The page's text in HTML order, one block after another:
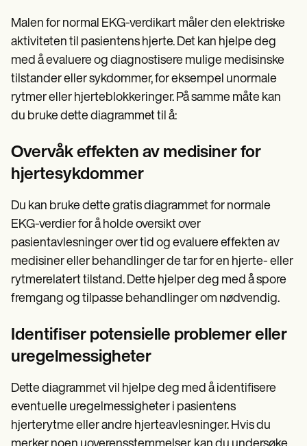
Malen for normal EKG-verdikart måler den elektriske
aktiviteten til pasientens hjerte. Det kan hjelpe deg
med å evaluere og diagnostisere mulige medisinske
tilstander eller sykdommer, for eksempel unormale
rytmer eller hjerteblokkeringer. På samme måte kan
du bruke dette diagrammet til å:
Overvåk effekten av medisiner for
hjertesykdommer
Du kan bruke dette gratis diagrammet for normale
EKG-verdier for å holde oversikt over
pasientavlesninger over tid og evaluere effekten av
medisiner eller behandlinger de tar for en hjerte- eller
rytmerelatert tilstand. Dette hjelper deg med å spore
fremgang og tilpasse behandlinger om nødvendig.
Identifiser potensielle problemer eller
uregelmessigheter
Dette diagrammet vil hjelpe deg med å identifisere
eventuelle uregelmessigheter i pasientens
hjerterytme eller andre hjerteavlesninger. Hvis du